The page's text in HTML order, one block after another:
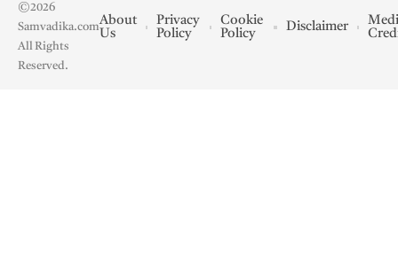
©2026
Samvadika.com
All Rights
Reserved.
About
Us
Privacy
Policy
Cookie
Policy
Disclaimer